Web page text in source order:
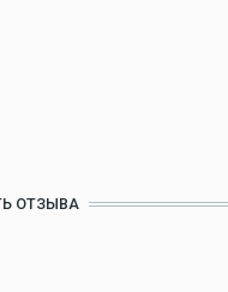
ОТЗЫВА